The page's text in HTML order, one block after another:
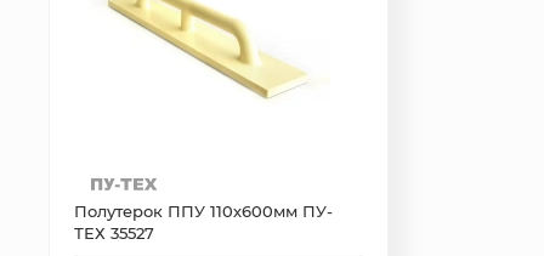
Полутерок ППУ 110х600мм ПУ-
ТЕХ 35527